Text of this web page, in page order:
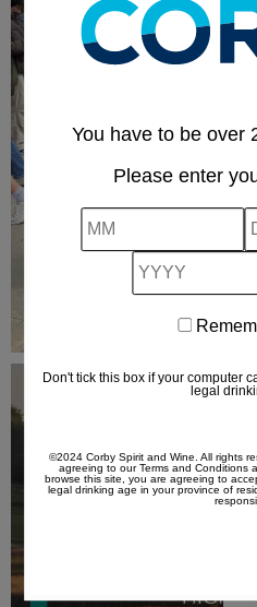
You have to be over
Please enter
MM
Don't tick this box if your computer
legal
©2024 Corby Spirit and Wine. All rights
agreeing to ourTerms and Conditions
browse this site, you are agreeing to
legal drinking age in your province of